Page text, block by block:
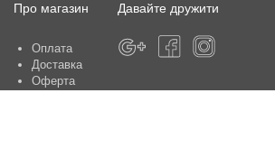
Про магазин
Оплата
Доставка
Оферта
Давайте дружити